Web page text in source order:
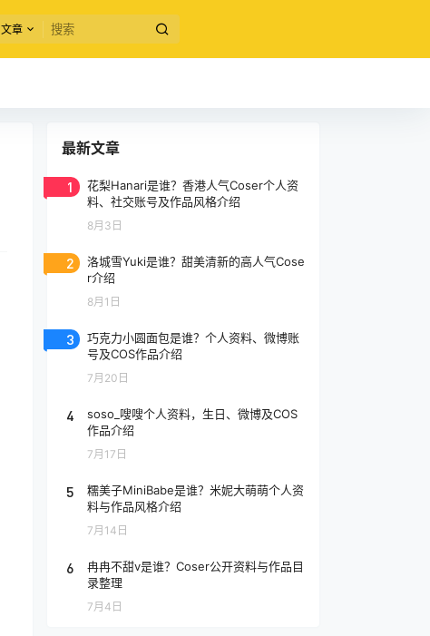
文章
最新文章
1
花梨Hanari是谁？香港人气Coser个人资
料、社交账号及作品风格介绍
8月3日
2
洛城雪Yuki是谁？甜美清新的高人气Cose
r介绍
8月1日
3
巧克力小圆面包是谁？个人资料、微博账
号及COS作品介绍
7月20日
4
soso_嗖嗖个人资料，生日、微博及COS
作品介绍
7月17日
5
糯美子MiniBabe是谁？米妮大萌萌个人资
料与作品风格介绍
7月14日
6
冉冉不甜v是谁？Coser公开资料与作品目
录整理
7月4日